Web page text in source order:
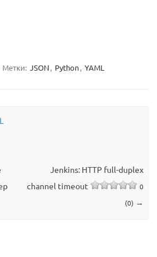
Метки: JSON, Python, YAML
Jenkins: HTTP full-duplex
channel timeout
0
(0) →